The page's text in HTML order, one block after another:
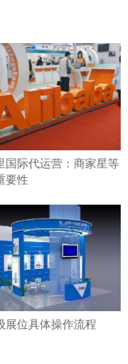
国际代运营：商家星等
要性
展位具体操作流程